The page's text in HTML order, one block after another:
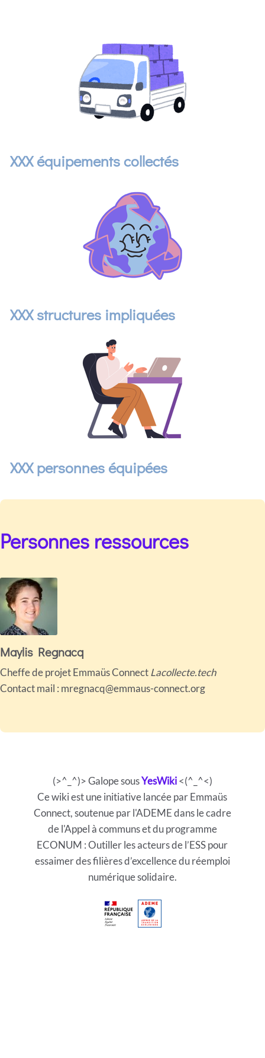
XXX équipements collectés
XXX structures impliquées
XXX personnes équipées
Personnes ressources
Maylis Regnacq
Cheffe de projet Emmaüs ConnectLacollecte.tech
Contact mail : mregnacq@emmaus-connect.org
(>^_^)> Galope sousYesWiki<(^_^<)
Ce wiki est une initiative lancée par Emmaüs
Connect, soutenue par l'ADEME dans le cadre
de l'Appel à communs et du programme
ECONUM : Outiller les acteurs de l’ESS pour
essaimer des filières d’excellence du réemploi
numérique solidaire.